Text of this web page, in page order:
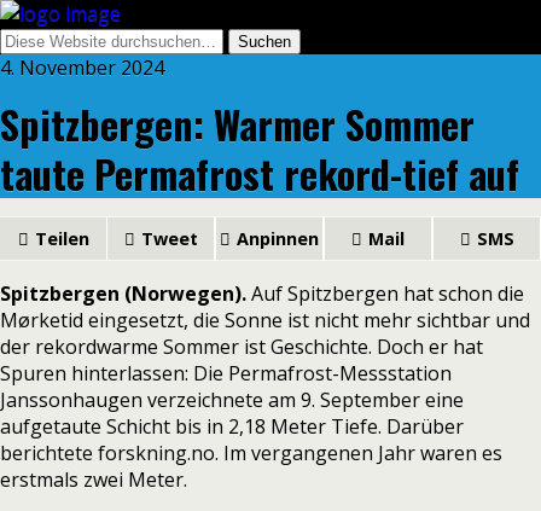
4. November 2024
Spitzbergen: Warmer Sommer
taute Permafrost rekord-tief auf
Teilen Tweet Anpinnen Mail SMS
Spitzbergen (Norwegen).Auf Spitzbergen hat schon die
Mørketid eingesetzt, die Sonne ist nicht mehr sichtbar und
der rekordwarme Sommer ist Geschichte. Doch er hat
Spuren hinterlassen: Die Permafrost-Messstation
Janssonhaugen verzeichnete am 9. September eine
aufgetaute Schicht bis in 2,18 Meter Tiefe. Darüber
berichtete forskning.no. Im vergangenen Jahr waren es
erstmals zwei Meter.